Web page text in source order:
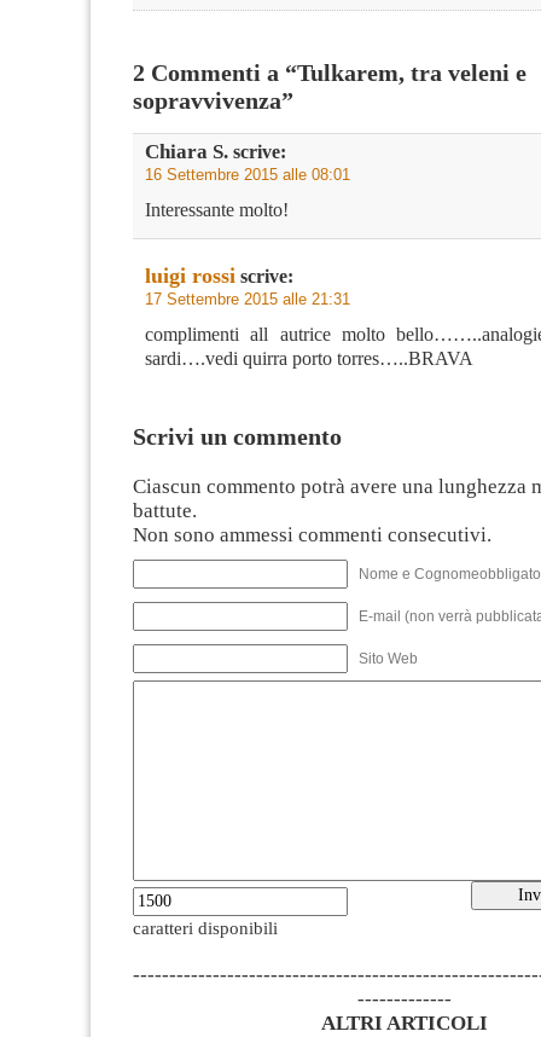
2 Commenti a “Tulkarem, tra veleni e
sopravvivenza”
Chiara S. scrive:
16 Settembre 2015 alle 08:01
Interessante molto!
luigi rossi scrive:
17 Settembre 2015 alle 21:31
complimenti all autrice molto
sardi….vedi quirra porto torres…..BRAVA
Scrivi un commento
Ciascun commento potrà avere una lunghezza
battute.
Non sono ammessi commenti consecutivi.
Nome e
E-mail (non verrà
Sito Web
caratteri disponibili
-------------
ALTRI ARTICOLI